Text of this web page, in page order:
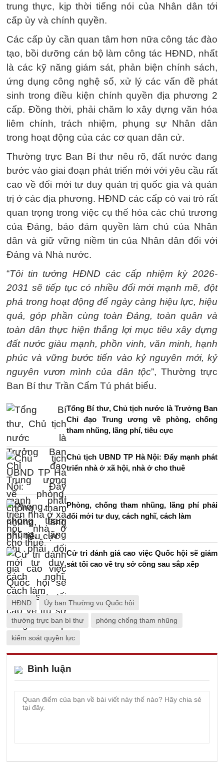
trung thực, kịp thời tiếng nói của Nhân dân tới
cấp ủy và chính quyền.
Các cấp ủy cần quan tâm hơn nữa công tác đào
tạo, bồi dưỡng cán bộ làm công tác HĐND, nhất
là các kỹ năng giám sát, phản biện chính sách,
ứng dụng công nghệ số, xử lý các vấn đề phát
sinh trong điều kiện chính quyền địa phương 2
cấp. Đồng thời, phải chăm lo xây dựng văn hóa
liêm chính, trách nhiệm, phụng sự Nhân dân
trong hoạt động của các cơ quan dân cử.
Thường trực Ban Bí thư nêu rõ, đất nước đang
bước vào giai đoạn phát triển mới với yêu cầu rất
cao về đổi mới tư duy quản trị quốc gia và quản
trị ở các địa phương. HĐND các cấp có vai trò rất
quan trọng trong việc cụ thể hóa các chủ trương
của Đảng, bảo đảm quyền làm chủ của Nhân
dân và giữ vững niềm tin của Nhân dân đối với
Đảng và Nhà nước.
“Tôi tin tưởng HĐND các cấp nhiệm kỳ 2026-
2031 sẽ tiếp tục có nhiều đổi mới mạnh mẽ, đột
phá trong hoạt động để ngày càng hiệu lực, hiệu
quả, góp phần cùng toàn Đảng, toàn quân và
toàn dân thực hiện thắng lợi mục tiêu xây dựng
đất nước giàu mạnh, phồn vinh, văn minh, hạnh
phúc và vững bước tiến vào kỷ nguyên mới, kỷ
nguyên vươn mình của dân tộc”, Thường trực
Ban Bí thư Trần Cẩm Tú phát biểu.
Tổng Bí thư, Chủ tịch nước là Trưởng Ban
Chỉ đạo Trung ương về phòng, chống
tham nhũng, lãng phí, tiêu cực
Chủ tịch UBND TP Hà Nội: Đẩy mạnh phát
triển nhà ở xã hội, nhà ở cho thuê
Phòng, chống tham nhũng, lãng phí phải
đổi mới tư duy, cách nghĩ, cách làm
Cử tri đánh giá cao việc Quốc hội sẽ giám
sát tối cao về trụ sở công sau sắp xếp
HĐND Ủy ban Thường vụ Quốc hội
thường trực ban bí thư phòng chống tham nhũng
kiểm soát quyền lực
Bình luận